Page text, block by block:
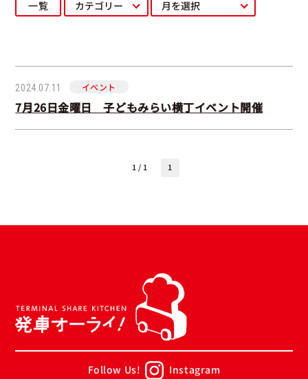
一覧
2024.07.11 イベント
7月26日金曜日 子どもみらい横丁イベント開催
1 / 1 1
Follow Us! Instagram